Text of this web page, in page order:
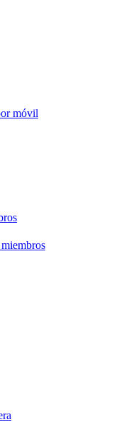
móvil